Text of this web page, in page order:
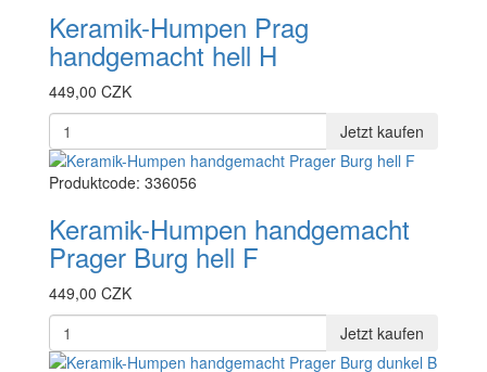
Keramik-Humpen Prag
handgemacht hell H
449,00 CZK
Jetzt kaufen
Produktcode: 336056
Keramik-Humpen handgemacht
Prager Burg hell F
449,00 CZK
Jetzt kaufen